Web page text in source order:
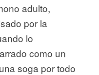
adulto,
por la
lo
como un
soga por todo